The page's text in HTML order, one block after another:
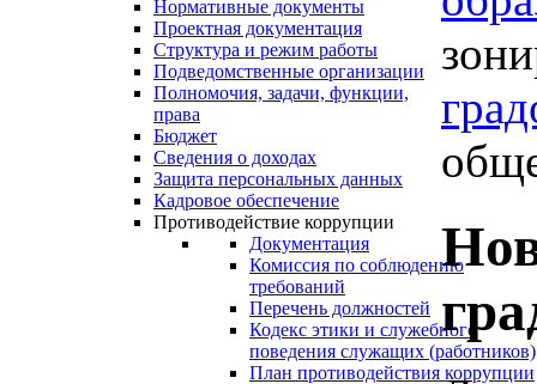
Нормативные документы
Проектная документация
Структура и режим работы
Подведомственные организации
Полномочия, задачи, функции,
права
Бюджет
Сведения о доходах
Защита персональных данных
Кадровое обеспечение
Противодействие коррупции
Документация
Комиссия по соблюдению
требований
Перечень должностей
Кодекс этики и служебного
поведения служащих (работников)
План противодействия коррупции